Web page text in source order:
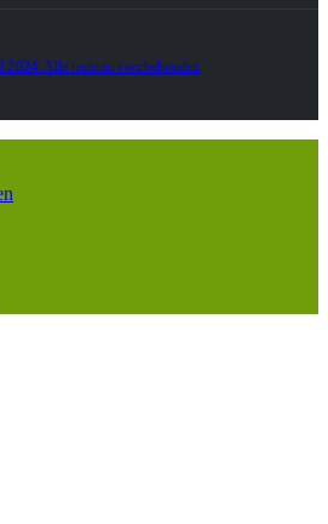
2024. Alle rechten voorbehouden